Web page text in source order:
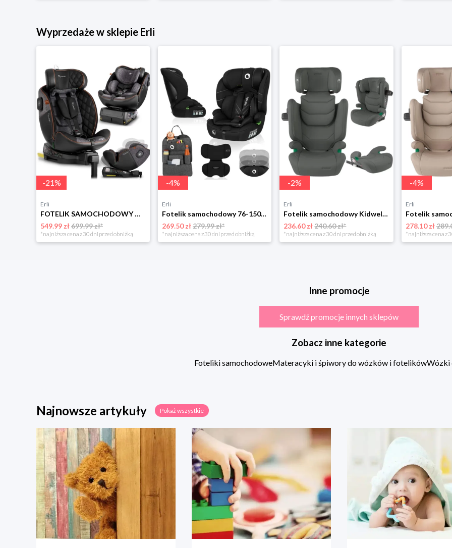
Wyprzedaże w sklepie Erli
-21%
Erli
FOTELIK SAMOCHODOWY OBROTOWY z NOGĄ 0-36KG ISOFIX NUKIDO I-SIZE 40-150cm
549.99 zł699.99 zł*
*najniższa cena z 30 dni przed obniżką
-4%
Erli
Fotelik samochodowy 76-150cm SZEROKIE SIEDZISKO 9-36kg Lionelo LEVI I-SIZE
269.50 zł279.99 zł*
*najniższa cena z 30 dni przed obniżką
-2%
Erli
Fotelik samochodowy Kidwell TENDO 100-150 cm ISOFIX I-SIZE 15-36 kg szary
236.60 zł240.60 zł*
*najniższa cena z 30 dni przed obniżką
-4%
Erli
278.10 zł
*najniższa cena z
Inne promocje
Sprawdź promocje innych sklepów
Zobacz inne kategorie
Foteliki samochodoweMateracyki i śpiwory do wózków i fotelikówWózki
Najnowsze artykuły Pokaż wszystkie